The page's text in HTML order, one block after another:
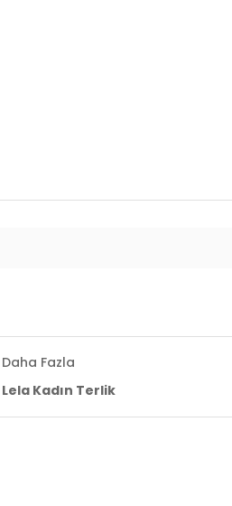
Daha Fazla
Lela Kadın Terlik